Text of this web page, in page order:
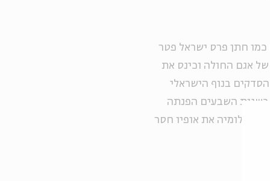
חתן פרס ישראל פטר
אגם החולה וכינס את
בנוף הישראלי
בשנות השבעים הפנתה
בתצלומיה את אופיו חסר